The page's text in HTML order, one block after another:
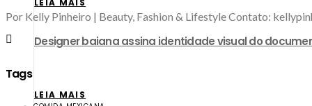
LEIA MAIS
Designer baiana assina identidade visual do
LEIA MAIS
Por Kelly Pinheiro | Beauty, Fashion & Lifestyle Contato:
Tags